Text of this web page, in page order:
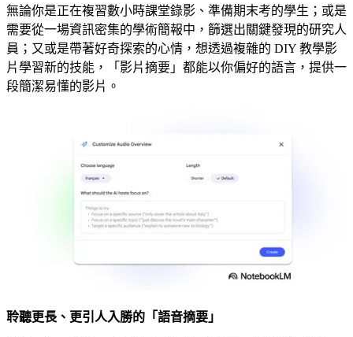
無論你是正在複習數小時課堂錄影、準備期末考的學生；或是
需要從一場資訊密集的學術簡報中，篩選出關鍵發現的研究人
員；又或是帶著好奇探索的心情，想透過複雜的 DIY 教學影
片學習新的技能，「影片摘要」都能以你偏好的語言，提供一
段簡潔易懂的影片。
聆聽更長、更引人入勝的「語音摘要」